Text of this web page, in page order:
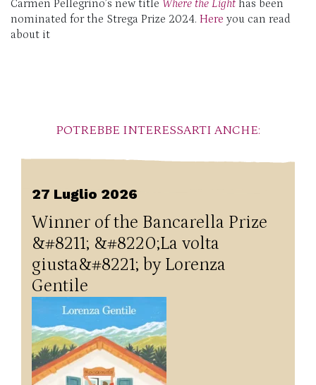
Carmen Pellegrino’s new title Where the Light has been
nominated for the Strega Prize 2024. Here you can read
about it
POTREBBE INTERESSARTI ANCHE:
27 Luglio 2026
Winner of the Bancarella Prize
&#8211; &#8220;La volta
giusta&#8221; by Lorenza
Gentile